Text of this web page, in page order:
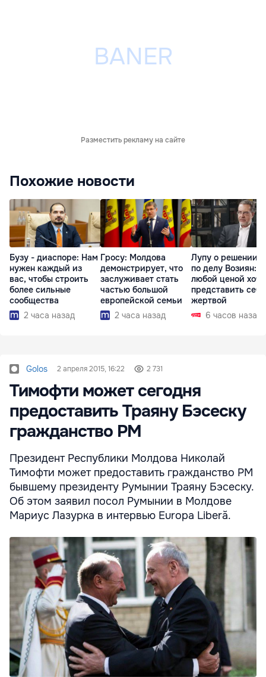
Разместить рекламу на сайте
Похожие новости
Бузу - диаспоре: Нам
нужен каждый из
вас, чтобы строить
более сильные
сообщества
2 часа назад
Гросу: Молдова
демонстрирует, что
заслуживает стать
частью большой
европейской семьи
2 часа назад
Лупу о решении
по делу Возиян:
любой ценой
представить себя
жертвой
6 часов назад
Golos 2 апреля 2015, 16:22 2 731
Тимофти может сегодня
предоставить Траяну Бэсеску
гражданство РМ
Президент Республики Молдова Николай
Тимофти может предоставить гражданство РМ
бывшему президенту Румынии Траяну Бэсеску.
Об этом заявил посол Румынии в Молдове
Мариус Лазурка в интервью Europa Liberă.